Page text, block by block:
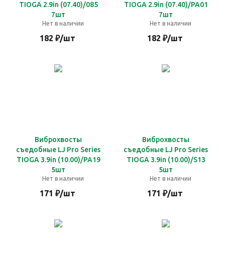
TIOGA 2.9in (07.40)/085
7шт
Нет в наличии
182 ₽/шт
TIOGA 2.9in (07.40)/PA01
7шт
Нет в наличии
182 ₽/шт
Виброхвосты
съедобные LJ Pro Series
TIOGA 3.9in (10.00)/PA19
5шт
Нет в наличии
171 ₽/шт
Виброхвосты
съедобные LJ Pro Series
TIOGA 3.9in (10.00)/S13
5шт
Нет в наличии
171 ₽/шт